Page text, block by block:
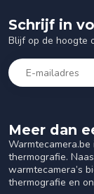
Meer dan
thermografie.
warmtecamera’s
thermografie en
Schrijf in
Blijf op de hoogte